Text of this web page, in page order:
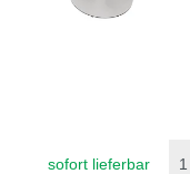
sofort lieferbar